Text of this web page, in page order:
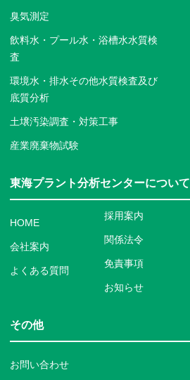
臭気測定
飲料水・プール水・浴槽水水質検
査
環境水・排水その他水質検査及び
底質分析
土壌汚染調査・対策工事
産業廃棄物試験
東海プラント分析センターについて
HOME
会社案内
よくある質問
採用案内
関係法令
免責事項
お知らせ
その他
お問い合わせ